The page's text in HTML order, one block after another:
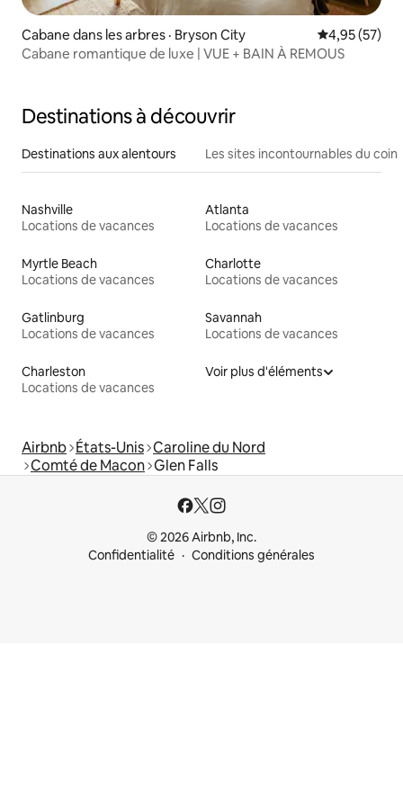
Cabane dans les arbres · Bryson City Note
4,95 (57)
Cabane romantique de luxe | VUE + BAIN À REMOUS
Destinations à découvrir
Destinations aux alentours Les sites incontournables du coin
Nashville
Locations de vacances
Atlanta
Locations de vacances
Myrtle Beach
Locations de vacances
Charlotte
Locations de vacances
Gatlinburg
Locations de vacances
Savannah
Locations de vacances
Charleston
Locations de vacances
Voir plus d'éléments
Airbnb États-Unis Caroline du Nord
Comté de Macon Glen Falls
© 2026 Airbnb, Inc.
Confidentialité
Conditions générales